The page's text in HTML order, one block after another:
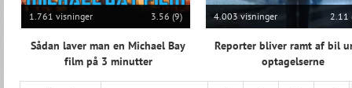
1.761 visninger 3.56 (9)
Sådan laver man en Michael Bay
film på 3 minutter
4.003 visninger 2.11
Reporter bliver ramt af bil
optagelserne